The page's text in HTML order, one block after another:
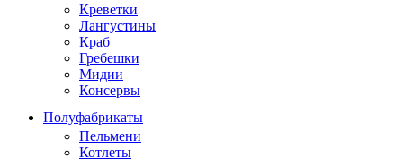
Креветки
Лангустины
Краб
Гребешки
Мидии
Консервы
Полуфабрикаты
Пельмени
Котлеты